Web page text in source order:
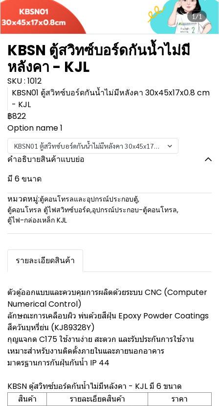
1/1
KBSN ตู้สวิทซ์บอร์ดกันน้ำไม่มี
หลังคา - KJL
SKU : 1012
KBSN01 ตู้สวิทซ์บอร์ดกันน้ำไม่มีหลังคา 30x45x17x0.8 cm
- KJL
฿822
Option name 1
KBSN01 ตู้สวิทซ์บอร์ดกันน้ำไม่มีหลังคา 30x45x17x0.8 cm - KJL
คำอธิบายสินค้าแบบย่อ
มี 6 ขนาด
หมวดหมู่:ตู้คอนโทรลและอุปกรณ์ประกอบตู้,
ตู้คอนโทรล ตู้ไฟสวิทซ์บอร์ด,อุปกรณ์ประกอบ-ตู้คอนโทรล,
ตู้ไฟ-กล่องเหล็ก KJL
รายละเอียดสินค้า
ตัวตู้ออกแบบและควบคุมการผลิตด้วยระบบ CNC (Computer
Numerical Control)
ลักษณะการเคลือบผิว พ่นด้วยสีฝุ่น Epoxy Powder Coatings
สีควันบุหรี่ย่น (KJ89328Y)
กุญแจกด C175 ใช้งานง่าย สะดวก และรับประกันการใช้งาน
เหมาะสำหรับงานติดตั้งภายในและภายนอกอาคาร
มาตรฐานการกันฝุ่นกันน้ำ IP 44
KBSN ตู้สวิทซ์บอร์ดกันน้ำไม่มีหลังคา - KJL มี 6 ขนาด
สินค้า
รายละเอียดสินค้า
ราคา